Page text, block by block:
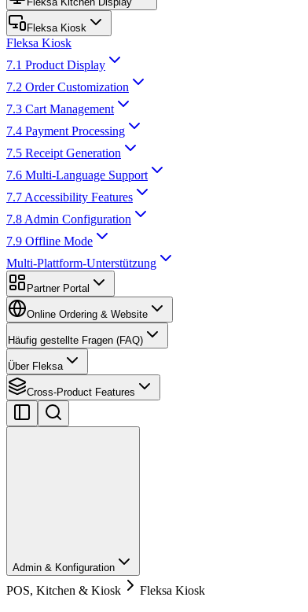
Fleksa Kiosk
Fleksa Kiosk
7.1 Product Display
7.2 Order Customization
7.3 Cart Management
7.4 Payment Processing
7.5 Receipt Generation
7.6 Multi-Language Support
7.7 Accessibility Features
7.8 Admin Configuration
7.9 Offline Mode
Multi-Plattform-Unterstützung
Partner Portal
Online Ordering & Website
Häufig gestellte Fragen (FAQ)
Über Fleksa
Cross-Product Features
Admin & Konfiguration
POS, Kitchen & Kiosk Fleksa Kiosk